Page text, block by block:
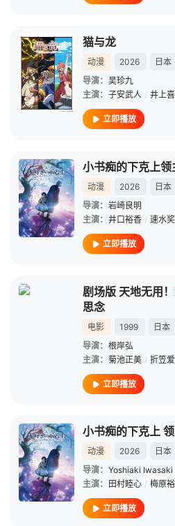
猫与龙
动漫 2026
日本
导演： 吴珍九
主演： 子安武人 / 井上
立即播放
小书痴的下克上领
动漫 2026
日本
导演： 岩崎良明
主演： 井口裕香 / 速水奖
立即播放
剧场版 天地无用
思念
电影 1999
日本
导演： 根岸弘
主演： 菊池正美 / 折笠爱
立即播放
小书痴的下克上
动漫 2026
日本
导演： Yoshiaki Iwasaki
主演：
田村睦心 / 梅原
立即播放